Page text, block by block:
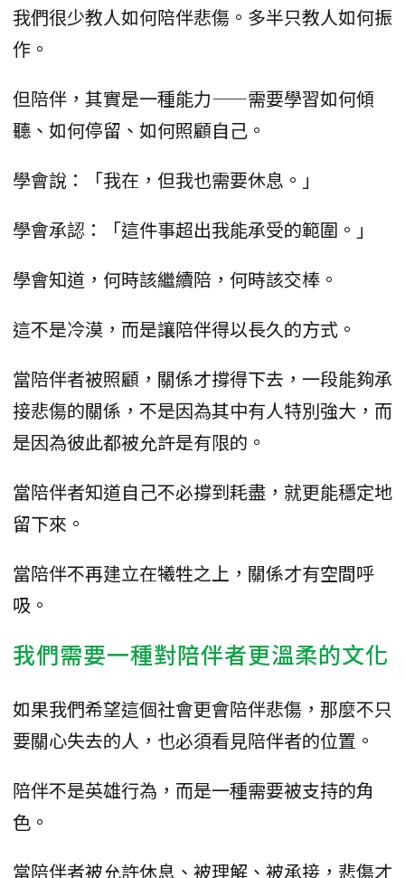
我們很少教人如何陪伴悲傷。多半只教人如何振
作。
但陪伴，其實是一種能力——需要學習如何傾
聽、如何停留、如何照顧自己。
學會說：「我在，但我也需要休息。」
學會承認：「這件事超出我能承受的範圍。」
學會知道，何時該繼續陪，何時該交棒。
這不是冷漠，而是讓陪伴得以長久的方式。
當陪伴者被照顧，關係才撐得下去，一段能夠承
接悲傷的關係，不是因為其中有人特別強大，而
是因為彼此都被允許是有限的。
當陪伴者知道自己不必撐到耗盡，就更能穩定地
留下來。
當陪伴不再建立在犧牲之上，關係才有空間呼
吸。
我們需要一種對陪伴者更溫柔的文化
如果我們希望這個社會更會陪伴悲傷，那麼不只
要關心失去的人，也必須看見陪伴者的位置。
陪伴不是英雄行為，而是一種需要被支持的角
色。
當陪伴者被允許休息、被理解、被承接，悲傷才